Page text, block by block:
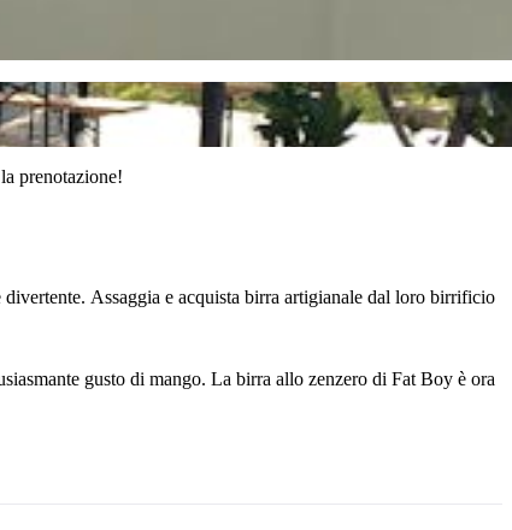
prenotazione!
Assaggia e acquista birra artigianale dal loro birrificio
gusto di mango. La birra allo zenzero di Fat Boy è ora